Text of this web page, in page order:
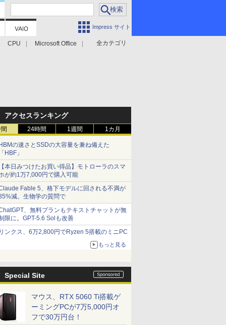
Impress サイト
全カテゴリ
CPU Microsoft Office
アクセスランキング
24時間 1週間 1カ月
の速さとSSDの大容量を兼ね備えた
HBF」
本日みつけたお買い得品】モトローラのスマ
が約1万7,000円で購入可能
Fable 5、格下モデルに回される不満が
減。生物学の質問で
、無料プランもテキストチャットが無
限に。GPT-5.6 Solも改善
ンクス、6万2,800円でRyzen 5搭載のミニPC
もっと見る
Special Site
マウス、RTX 5060 Ti搭載ゲ
ーミングPCが7万5,000円オ
フで30万円台！